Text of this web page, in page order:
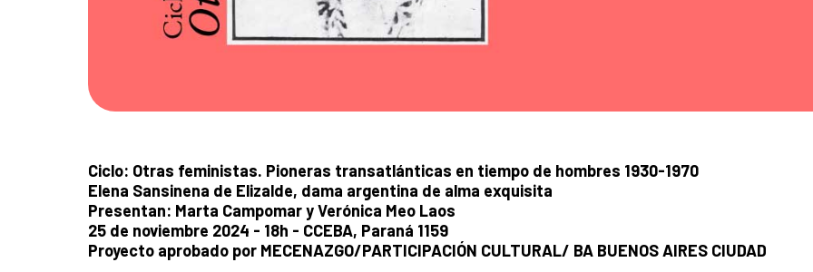
Ciclo: Otras feministas. Pioneras transatlánticas en tiempo de hombres 1930-1970
Elena Sansinena de Elizalde, dama argentina de alma exquisita
Presentan: Marta Campomar y Verónica Meo Laos
25 de noviembre 2024 - 18h - CCEBA, Paraná 1159
Proyecto aprobado por MECENAZGO/PARTICIPACIÓN CULTURAL/ BA BUENOS AIRES CIUDAD